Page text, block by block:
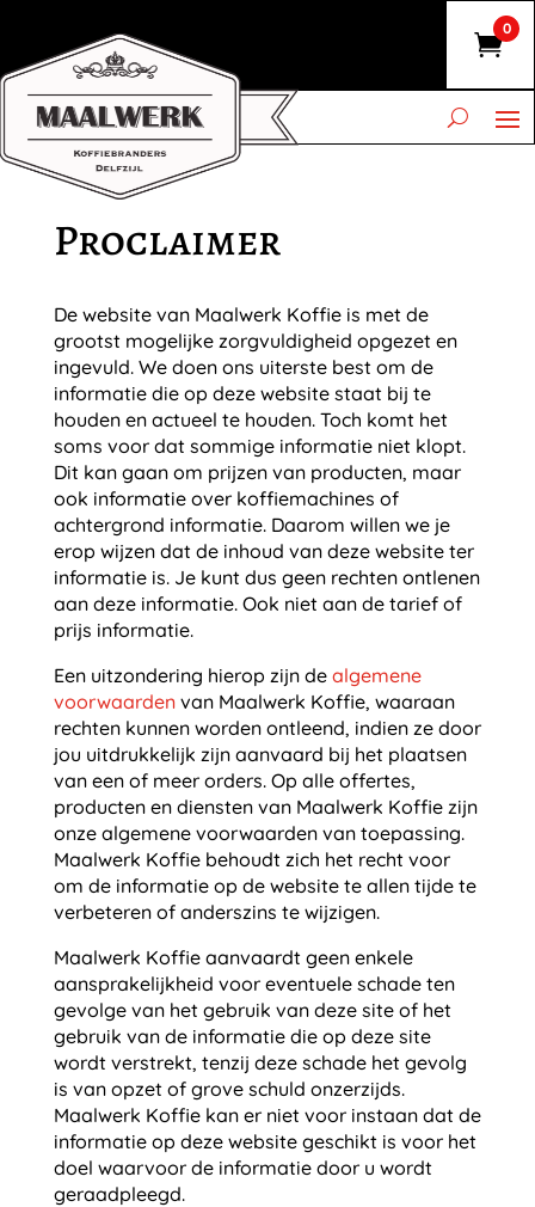
0
Proclaimer
De website van Maalwerk Koffie is met de
grootst mogelijke zorgvuldigheid opgezet en
ingevuld. We doen ons uiterste best om de
informatie die op deze website staat bij te
houden en actueel te houden. Toch komt het
soms voor dat sommige informatie niet klopt.
Dit kan gaan om prijzen van producten, maar
ook informatie over koffiemachines of
achtergrond informatie. Daarom willen we je
erop wijzen dat de inhoud van deze website ter
informatie is. Je kunt dus geen rechten ontlenen
aan deze informatie. Ook niet aan de tarief of
prijs informatie.
Een uitzondering hierop zijn de algemene
voorwaardenvan Maalwerk Koffie, waaraan
rechten kunnen worden ontleend, indien ze door
jou uitdrukkelijk zijn aanvaard bij het plaatsen
van een of meer orders. Op alle offertes,
producten en diensten van Maalwerk Koffie zijn
onze algemene voorwaarden van toepassing.
Maalwerk Koffie behoudt zich het recht voor
om de informatie op de website te allen tijde te
verbeteren of anderszins te wijzigen.
Maalwerk Koffie aanvaardt geen enkele
aansprakelijkheid voor eventuele schade ten
gevolge van het gebruik van deze site of het
gebruik van de informatie die op deze site
wordt verstrekt, tenzij deze schade het gevolg
is van opzet of grove schuld onzerzijds.
Maalwerk Koffie kan er niet voor instaan dat de
informatie op deze website geschikt is voor het
doel waarvoor de informatie door u wordt
geraadpleegd.